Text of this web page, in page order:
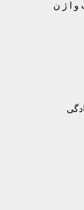
و ا ژ ن
شل شدگی و افتادگی